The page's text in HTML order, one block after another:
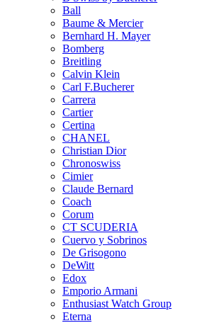
Ball
Baume & Mercier
Bernhard H. Mayer
Bomberg
Breitling
Calvin Klein
Carl F.Bucherer
Carrera
Cartier
Certina
CHANEL
Christian Dior
Chronoswiss
Cimier
Claude Bernard
Coach
Corum
CT SCUDERIA
Cuervo y Sobrinos
De Grisogono
DeWitt
Edox
Emporio Armani
Enthusiast Watch Group
Eterna